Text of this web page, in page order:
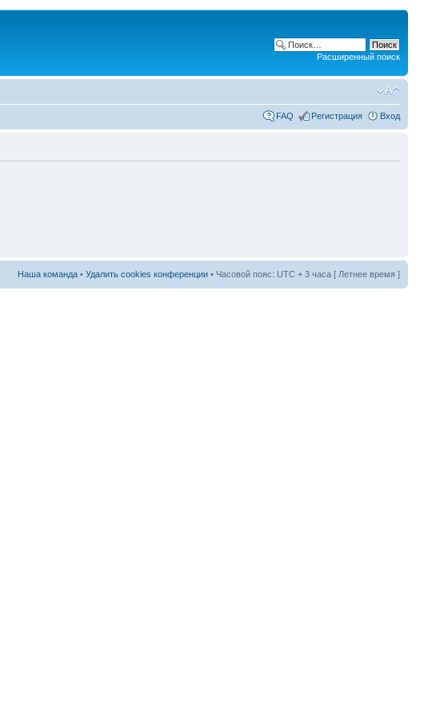
Расширенный поиск
FAQ Регистрация Вход
Наша команда • Удалить cookies конференции • Часовой пояс: UTC + 3 часа [ Летнее время ]